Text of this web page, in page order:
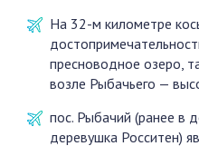
На 32-м километре
пресноводное озеро,
возле Рыбачьего —
пос. Рыбачий (ранее в
деревушка Росситен)